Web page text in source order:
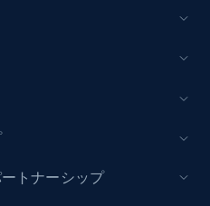
Description, and
トナーシップ